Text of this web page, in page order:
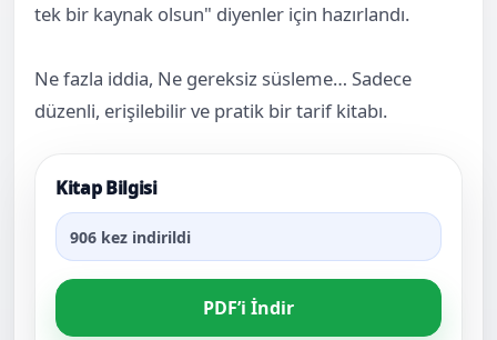
tek bir kaynak olsun" diyenler için hazırlandı.
Ne fazla iddia, Ne gereksiz süsleme… Sadece
düzenli, erişilebilir ve pratik bir tarif kitabı.
Kitap Bilgisi
906 kez indirildi
PDF’i İndir